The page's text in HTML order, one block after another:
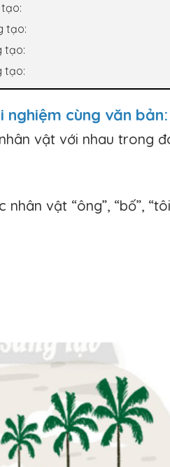
tạo:
tạo:
tạo:
tạo:
nghiệm cùng văn bản:
vật với nhau trong
vật “ông”, “bố”,